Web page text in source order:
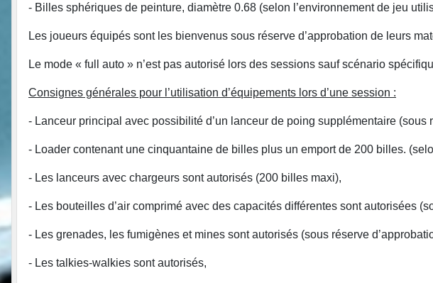
- Billes sphériques de peinture, diamètre 0.68 (selon l’environnement de jeu
Les joueurs équipés sont les bienvenus sous réserve d’approbation de leurs
Le mode « full auto » n’est pas autorisé lors des sessions sauf scénario
Consignes générales pour l’utilisation d’équipements lors d’une session :
- Lanceur principal avec possibilité d’un lanceur de poing supplémentaire (sous
- Loader contenant une cinquantaine de billes plus un emport de 200 billes.
- Les lanceurs avec chargeurs sont autorisés (200 billes maxi),
- Les bouteilles d’air comprimé avec des capacités différentes sont autorisées
- Les grenades, les fumigènes et mines sont autorisés (sous réserve
- Les talkies-walkies sont autorisés,